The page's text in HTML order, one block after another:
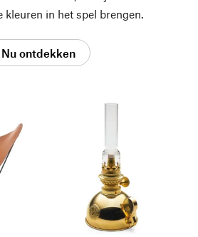
kleuren in het spel brengen.
Nu ontdekken